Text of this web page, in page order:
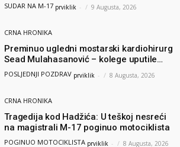
SUDAR NA M-17 prviklik - 9 Augusta, 2026
CRNA HRONIKA
Preminuo ugledni mostarski kardiohirurg
Sead Mulahasanović – kolege uputile
emotivnu oproštajnu poruku
POSLJEDNJI POZDRAV prviklik - 8 Augusta, 2026
CRNA HRONIKA
Tragedija kod Hadžića: U teškoj nesreći
na magistrali M-17 poginuo motociklista
POGINUO MOTOCIKLISTA prviklik - 8 Augusta, 2026